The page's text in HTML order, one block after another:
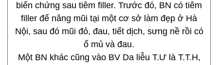
biến chứng sau tiêm filler. Trước đó, BN có tiêm
filler để nâng mũi tại một cơ sở làm đẹp ở Hà
Nội, sau đó mũi đỏ, đau, tiết dịch, sưng nề rồi có
ổ mủ và đau.
Một BN khác cũng vào BV Da liễu T.Ư là T.T.H,